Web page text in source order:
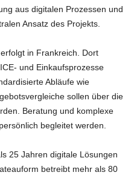
aus digitalen Prozessen und
Ansatz des Projekts.
in Frankreich. Dort
und Einkaufsprozesse
Abläufe wie
sollen über die
Beratung und komplexe
begleitet werden.
25 Jahren digitale Lösungen
betreibt mehr als 80